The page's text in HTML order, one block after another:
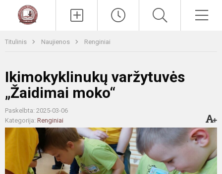
Titulinis Naujienos Renginiai
Ikimokyklinukų varžytuvės
„Žaidimai moko“
Paskelbta: 2025-03-06
Kategorija: Renginiai